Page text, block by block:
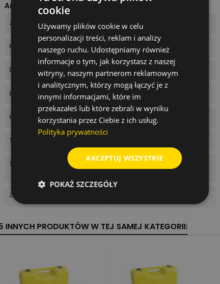
Arkusz danych
Zasięg pracy 200 m
Model 748710
Dokładność 1,6 mm
Elementy zestawu baterie
Kolor wiązki czerwona
Typ lasera
Typ produktu
Lasery krzyżowe / liniowe /
Zasilanie
INNYCH PRODUKTÓW W TEJ SAMEJ KATEGORII:
cookie
Używamy plików cookie w celu
personalizacji treści, reklam i analizy
naszego ruchu. Udostępniamy również
informacje o tym, jak korzystasz z naszej
witryny, naszym partnerom reklamowym
i analitycznym, którzy mogą łączyć je z
innymi informacjami, które im
przekazałeś lub które zebrali w wyniku
korzystania przez Ciebie z ich usług.
Polityka prywatności
AKCEPTUJ WSZYSTKIE
POKAŻ SZCZEGÓŁY